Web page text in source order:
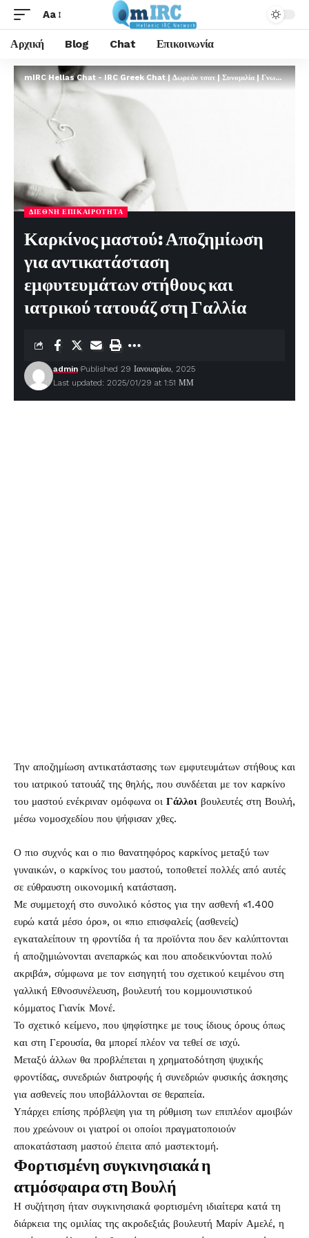
Aa
Αρχική Blog Chat Επικοινωνία
mIRC Hellas Chat - IRC Greek Chat | Δωρεάν τσατ | Συνομιλία | Γνωριμίες | FREE
ΔΙΕΘΝΉ ΕΠΙΚΑΙΡΌΤΗΤΑ
Καρκίνος μαστού: Αποζημίωση
για αντικατάσταση
εμφυτευμάτων στήθους και
ιατρικού τατουάζ στη Γαλλία
Last updated: 2025/01/29 at 1:51 ΜΜ
admin Published 29 Ιανουαρίου, 2025
Την αποζημίωση αντικατάστασης των εμφυτευμάτων στήθους και
του ιατρικού τατουάζ της θηλής, που συνδέεται με τον καρκίνο
του μαστού ενέκριναν ομόφωνα οι Γάλλοι βουλευτές στη Βουλή,
μέσω νομοσχεδίου που ψήφισαν χθες.
Ο πιο συχνός και ο πιο θανατηφόρος καρκίνος μεταξύ των
γυναικών, ο καρκίνος του μαστού, τοποθετεί πολλές από αυτές
σε εύθραυστη οικονομική κατάσταση.
Με συμμετοχή στο συνολικό κόστος για την ασθενή «1.400
ευρώ κατά μέσο όρο», οι «πιο επισφαλείς (ασθενείς)
εγκαταλείπουν τη φροντίδα ή τα προϊόντα που δεν καλύπτονται
ή αποζημιώνονται ανεπαρκώς και που αποδεικνύονται πολύ
ακριβά», σύμφωνα με τον εισηγητή του σχετικού κειμένου στη
γαλλική Εθνοσυνέλευση, βουλευτή του κομμουνιστικού
κόμματος Γιανίκ Μονέ.
Το σχετικό κείμενο, που ψηφίστηκε με τους ίδιους όρους όπως
και στη Γερουσία, θα μπορεί πλέον να τεθεί σε ισχύ.
Μεταξύ άλλων θα προβλέπεται η χρηματοδότηση ψυχικής
φροντίδας, συνεδριών διατροφής ή συνεδριών φυσικής άσκησης
για ασθενείς που υποβάλλονται σε θεραπεία.
Υπάρχει επίσης πρόβλεψη για τη ρύθμιση των επιπλέον αμοιβών
που χρεώνουν οι γιατροί οι οποίοι πραγματοποιούν
αποκατάσταση μαστού έπειτα από μαστεκτομή.
Φορτισμένη συγκινησιακά η
ατμόσφαιρα στη Βουλή
Η συζήτηση ήταν συγκινησιακά φορτισμένη ιδιαίτερα κατά τη
διάρκεια της ομιλίας της ακροδεξιάς βουλευτή Μαρίν Αμελέ, η